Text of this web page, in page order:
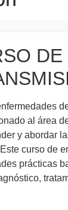
al área
y abordar
curso de
prácticas